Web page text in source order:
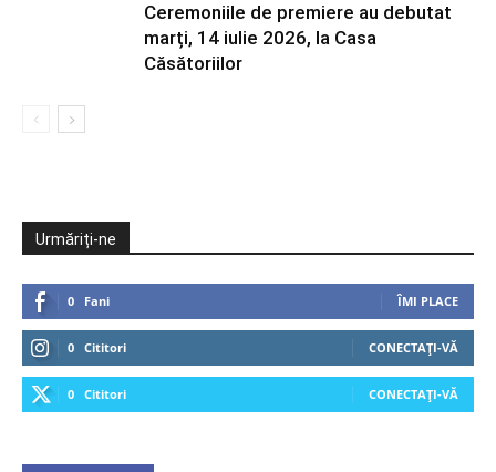
Ceremoniile de premiere au debutat
marți, 14 iulie 2026, la Casa
Căsătoriilor
Urmăriți-ne
0 Fani ÎMI PLACE
0 Cititori CONECTAȚI-VĂ
0 Cititori CONECTAȚI-VĂ